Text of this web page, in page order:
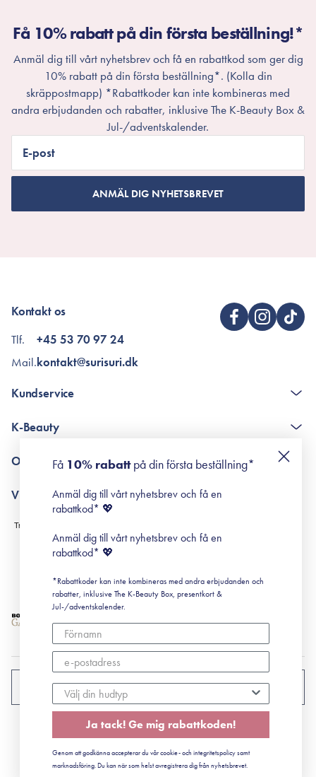
Få 10% rabatt på din första beställning!*
Anmäl dig till vårt nyhetsbrev och få en rabattkod som ger dig
10% rabatt på din första beställning*. (Kolla din
skräppostmapp) *Rabattkoder kan inte kombineras med
andra erbjudanden och rabatter, inklusive The K-Beauty Box &
Jul-/adventskalender.
E-post
ANMÄL DIG NYHETSBREVET
Kontakt os
Tlf.
Mail.
+45 53 70 97 24
kontakt@surisuri.dk
Kundservice
Poängshop - frågor och svar
K-Beauty
Retinol för nybörjare
Om Surisuri
Black Friday
Villkor
Leverans & Retur
Köpvillkor
Prenumerationsvillkor
Cookiepolicy
SVERIGE
© 2022 Surisuri ApS - Storstrømsvej 42, 6715 Esbjerg N
CVR: 41492252
Få 10% rabattpå din första beställning*
Anmäl dig till vårt nyhetsbrev och få en
rabattkod* 💖
Anmäl dig till vårt nyhetsbrev och få en
rabattkod* 💖
*Rabattkoder kan inte kombineras med andra erbjudanden och
rabatter, inklusive The K-Beauty Box, presentkort &
Jul-/adventskalender.
Ja tack! Ge mig rabattkoden!
Genom att godkänna accepterar du vår cookie- och integritetspolicy samt
marknadsföring. Du kan när som helst avregistrera dig från nyhetsbrevet.